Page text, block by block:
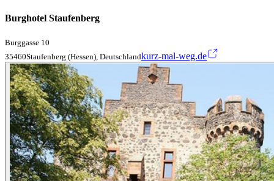
Burghotel Staufenberg
Burggasse 10
35460Staufenberg (Hessen), Deutschlandkurz-mal-weg.de